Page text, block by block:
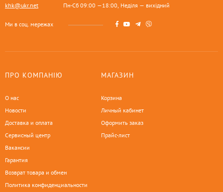
khk@ukr.net Пн-Сб 09:00 —18:00, Неділя — вихідний
Ми в соц. мережах
ПРО КОМПАНІЮ
О нас
Новости
Доставка и оплата
Сервисный центр
Вакансии
Гарантия
Возврат товара и обмен
Политика конфиденциальности
МАГАЗИН
Корзина
Личный кабинет
Оформить заказ
Прайс-лист